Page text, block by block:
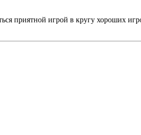
приятной игрой в кругу хороших